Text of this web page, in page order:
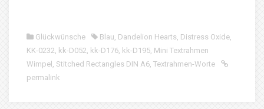
Glückwünsche Blau, Dandelion Hearts, Distress Oxide,
KK-0232, kk-D052, kk-D176, kk-D195, Mini Textrahmen
Wimpel , Stitched Rectangles DIN A6, Textrahmen-Worte
permalink